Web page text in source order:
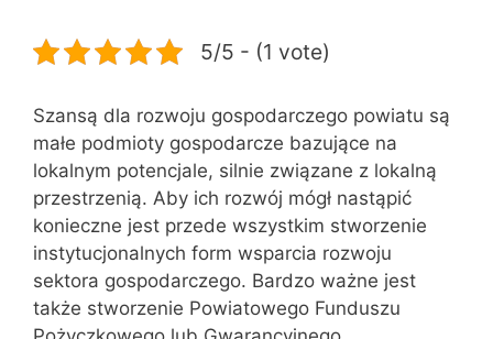
5/5 - (1 vote)
Szansą dla rozwoju gospodarczego powiatu są
małe podmioty gospodarcze bazujące na
lokalnym potencjale, silnie związane z lokalną
przestrzenią. Aby ich rozwój mógł nastąpić
konieczne jest przede wszystkim stworzenie
instytucjonalnych form wsparcia rozwoju
sektora gospodarczego. Bardzo ważne jest
także stworzenie Powiatowego Funduszu